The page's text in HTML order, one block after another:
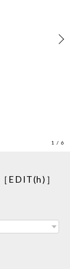
1 /6
EDIT(h)］